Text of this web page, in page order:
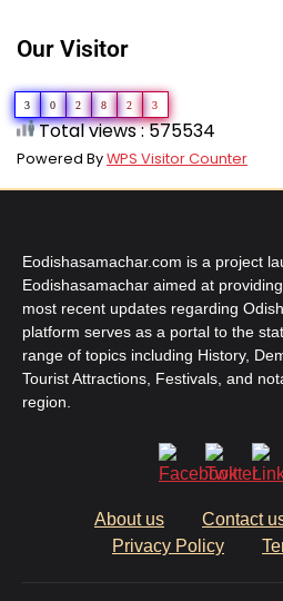
Our Visitor
3 0 2 8 2 3
Total views : 575534
Powered ByWPS Visitor Counter
Eodishasamachar.com is a project
Eodishasamachar aimed at
most recent updates regarding
platform serves as a portal to the
range of topics including History,
Tourist Attractions, Festivals, and
region.
About us Contact
Privacy Policy